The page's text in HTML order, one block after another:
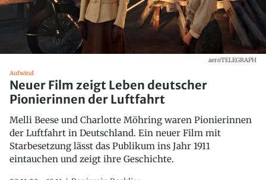
aeroTELEGRAPH
Aufwind
Neuer Film zeigt Leben deutscher
Pionierinnen der Luftfahrt
Melli Beese und Charlotte Möhring waren Pionierinnen
der Luftfahrt in Deutschland. Ein neuer Film mit
Starbesetzung lässt das Publikum ins Jahr 1911
eintauchen und zeigt ihre Geschichte.